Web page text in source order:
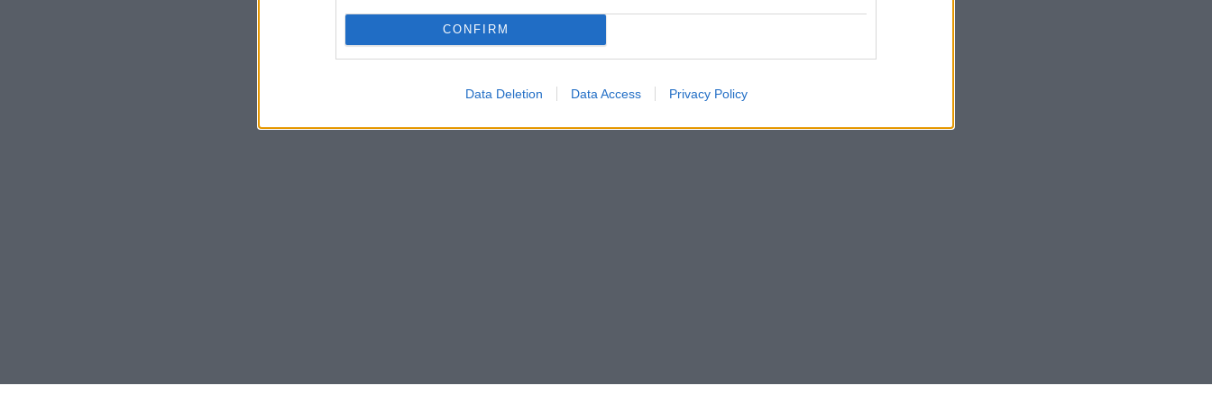
CONFIRM
Data Deletion Data Access Privacy Policy